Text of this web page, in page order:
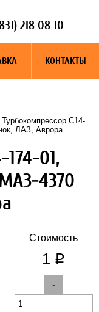
КОНТАКТЫ
218 08 10
Турбокомпрессор С14-
ЛАЗ, Аврора
01,
4370
Стоимость
1 q
-